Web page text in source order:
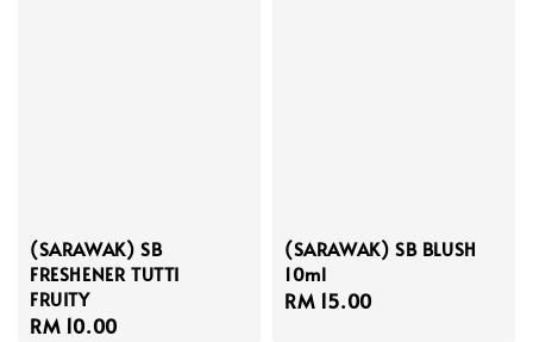
(SARAWAK) SB
FRESHENER TUTTI
FRUITY
Regular
RM 10.00
(SARAWAK) SB BLUSH
10ml
Regular
RM 15.00